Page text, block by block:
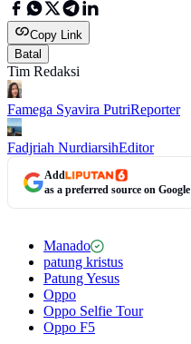
Copy Link
Batal
Tim Redaksi
Famega Syavira PutriReporter
Fadjriah NurdiarsihEditor
Add
as a preferred source on Google
Manado
patung kristus
Patung Yesus
Oppo
Oppo Selfie Tour
Oppo F5